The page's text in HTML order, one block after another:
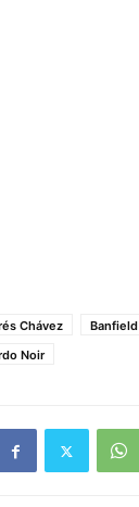
Chávez Banfield
Noir